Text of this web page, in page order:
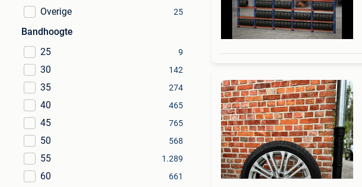
Overige 25
Bandhoogte
25
9
30 142
35 274
40 465
45 765
50 568
55 1.289
60 661